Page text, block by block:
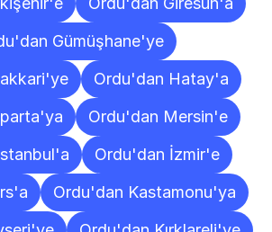
Gümüşhane'ye
Ordu'dan Hatay'a
Ordu'dan Mersin'e
Ordu'dan İzmir'e
Ordu'dan Kastamonu'ya